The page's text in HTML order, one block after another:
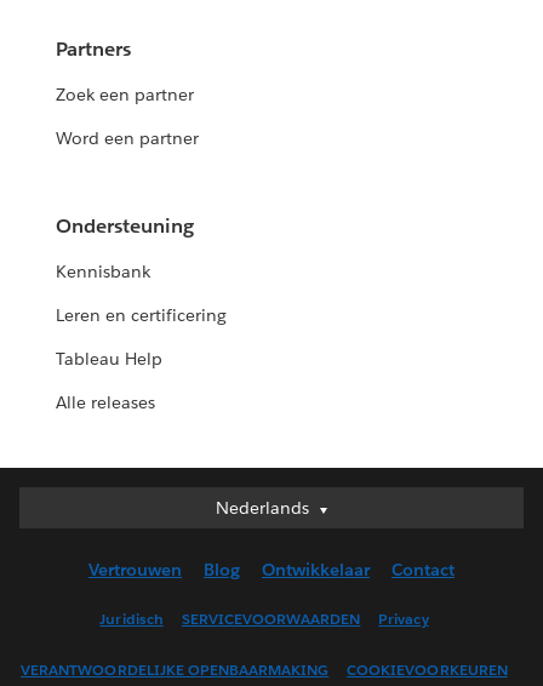
Partners
Zoek een partner
Word een partner
Ondersteuning
Kennisbank
Leren en certificering
Tableau Help
Alle releases
Nederlands
Nederlands
English (UK)
Français (Canada)
Vertrouwen Blog Ontwikkelaar Contact
Juridisch SERVICEVOORWAARDEN Privacy
VERANTWOORDELIJKE OPENBAARMAKING COOKIEVOORKEUREN